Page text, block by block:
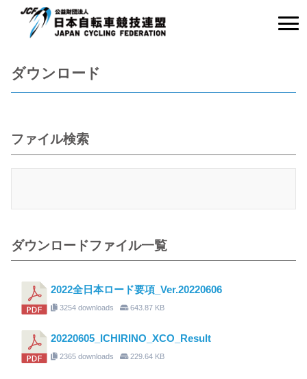
ダウンロード
ファイル検索
ダウンロードファイル一覧
2022全日本ロード要項_Ver.20220606
3254 downloads 643.87 KB
20220605_ICHIRINO_XCO_Result
2365 downloads 229.64 KB